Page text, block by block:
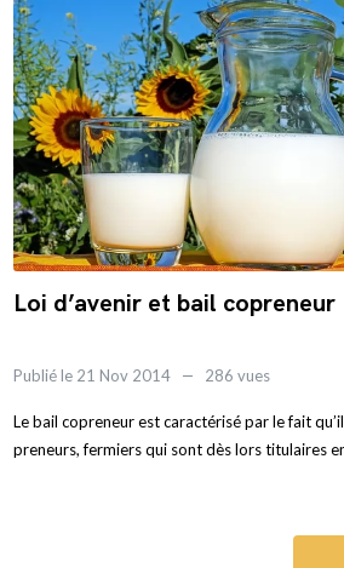
Loi d’avenir et bail copreneur
Publié le 21 Nov 2014 286 vues
Le bail copreneur est caractérisé par le fait
preneurs, fermiers qui sont dès lors titulaires